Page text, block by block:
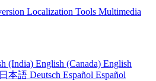
Localization Tools Multimedia
(India) English (Canada) English
日本語 Deutsch Español Español